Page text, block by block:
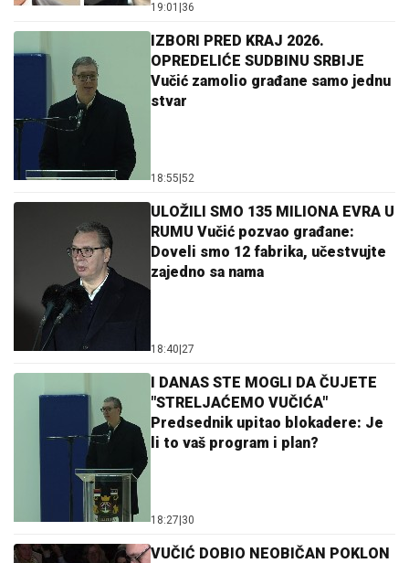
19:01 36
IZBORI PRED KRAJ 2026.
OPREDELIĆE SUDBINU SRBIJE
Vučić zamolio građane samo jednu
stvar
18:55 52
ULOŽILI SMO 135 MILIONA EVRA U
RUMU Vučić pozvao građane:
Doveli smo 12 fabrika, učestvujte
zajedno sa nama
18:40 27
I DANAS STE MOGLI DA ČUJETE
"STRELJAĆEMO VUČIĆA"
Predsednik upitao blokadere: Je
li to vaš program i plan?
18:27 30
VUČIĆ DOBIO NEOBIČAN POKLON